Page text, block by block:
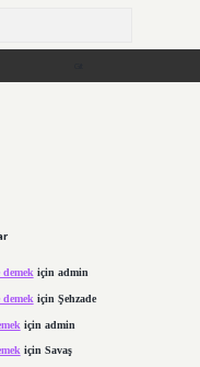
demekiçin admin
için Şehzade
için admin
için Savaş